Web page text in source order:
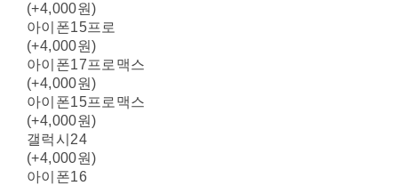
(+4,000원)
아이폰15프로
(+4,000원)
아이폰17프로맥스
(+4,000원)
아이폰15프로맥스
(+4,000원)
갤럭시24
(+4,000원)
아이폰16